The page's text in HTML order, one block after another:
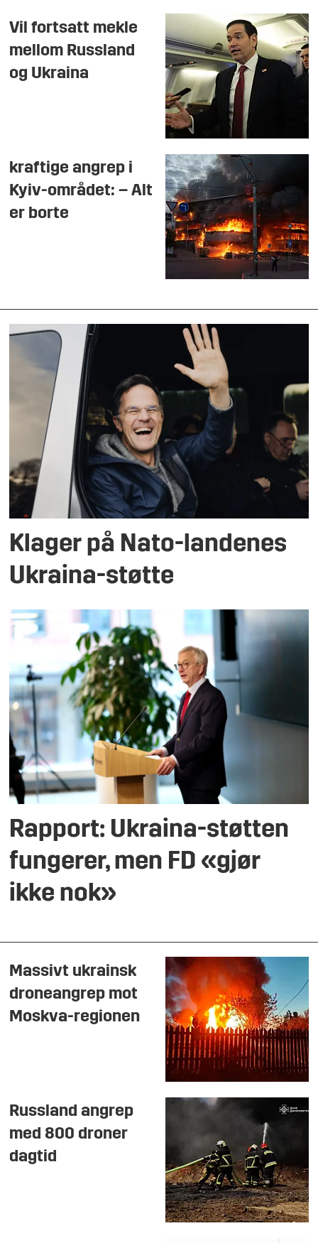
Vil fortsatt mekle
mellom Russland
og Ukraina
kraftige angrep i
Kyiv-området: – Alt
er borte
Klager på Nato-landenes
Ukraina-støtte
Rapport: Ukraina-støtten
fungerer, men FD «gjør
ikke nok»
Massivt ukrainsk
droneangrep mot
Moskva-regionen
Russland angrep
med 800 droner
dagtid